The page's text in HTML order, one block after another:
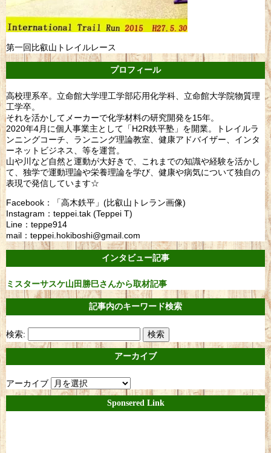
第一回比叡山トレイルレース
プロフィール
高校理系卒。立命館大学理工学部応用化学科、立命館大学院物質理
工学卒。
それを活かしてメーカーで化学材料の研究開発を15年。
2020年4月に個人事業主として「H2R鉄平塾」を開業。トレイルラ
ンニングコーチ、ランニング理論教室、健康アドバイザー、インタ
ーネットビジネス、等を運営。
山や川など自然と運動が大好きで、これまでの知識や経験を活かし
て、独学で運動理論や栄養理論を学び、健康や病気について独自の
表現で発信しています☆
Facebook：「高木鉄平」(比叡山トレラン画像)
Instagram：teppei.tak (Teppei T)
Line：teppe914
mail：teppei.hokiboshi@gmail.com
インタビュー記事
ミスターサスケ山田勝巳さんから取材記事
記事内のキーワード検索
検索:
アーカイブ
アーカイブ
Sponsered Link